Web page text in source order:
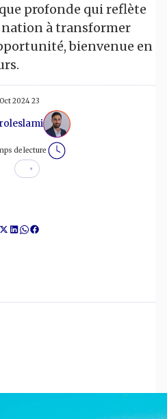
profonde qui reflète
nation à transformer
bienvenue en
23 Oct 2024
de lecture :